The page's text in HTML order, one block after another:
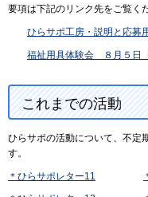
要項は下記のリンク先をご覧く
ひらサポ工房・説明と応募
福祉用具体験会 ８月５日（
これまでの活動
ひらサポの活動について、不定
す。
＊ひらサポレター11